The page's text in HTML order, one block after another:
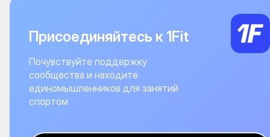
Присоединяйтесь к 1Fit
Почувствуйте поддержку
сообщества и находите
единомышленников для занятий
спортом